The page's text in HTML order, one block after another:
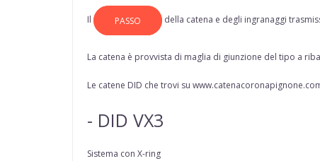
Il PASSO della catena e degli ingranaggi
La catena è provvista di maglia di giunzione del tipo a
Le catene DID che trovi su
- DID VX3
Sistema con X-ring